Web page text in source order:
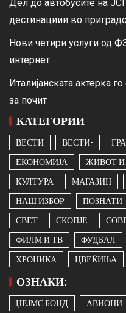
Дел до автобусите на
дестинациии во
Нови четири услуги од
интернет
Италијанската актерка
за почит
КАТЕГОРИИ
ВЕСТИ ВЕСТИ-
ЕКОНОМИЈА
ЖИВОТ И
КУЛТУРА
МАГАЗИН
НАШ ИЗБОР
ПОЗНАТИ
СВЕТ
СКОПЈЕ
ФИЛМ И ТВ
ФУДБАЛ
ХРОНИКА
ЦВЕЌИЊА
ОЗНАКИ:
ЏЕЈМС БОНД АВИОНИ